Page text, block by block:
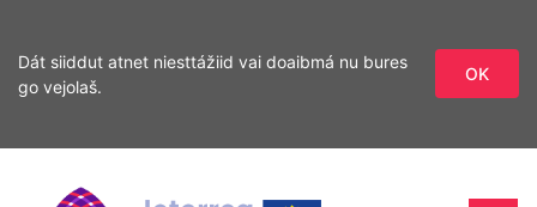
Dát siiddut atnet niesttážiid vai doaibmá nu bures
go vejolaš.
OK
ohcamii
sisdollui